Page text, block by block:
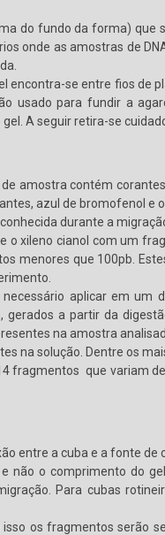
do fundo da forma) que
onde as amostras de
encontra-se entre fios de
usado para fundir a
A seguir retira-se
amostra contém
azul de bromofenol e
durante a
xileno cianol com um
menores que 100pb.
aplicar em um
a partir da
na amostra
na solução. Dentre os
fragmentos que variam
entre a cuba e a fonte de
o comprimento do
Para cubas
os fragmentos serão